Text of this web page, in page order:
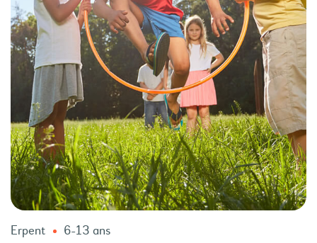
Erpent 6-13 ans